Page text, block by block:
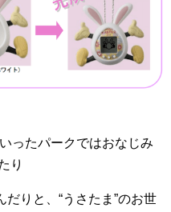
ったパークではおなじみ
り
だりと、“うさたま”のお世